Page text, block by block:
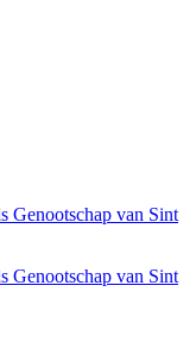
Genootschap van Sint
Genootschap van Sint